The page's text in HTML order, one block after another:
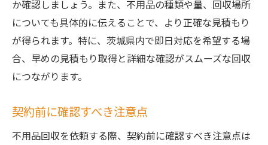
か確認しましょう。また、不用品の種類や量、回収場所
についても具体的に伝えることで、より正確な見積もり
が得られます。特に、茨城県内で即日対応を希望する場
合、早めの見積もり取得と詳細な確認がスムーズな回収
につながります。
契約前に確認すべき注意点
不用品回収を依頼する際、契約前に確認すべき注意点は